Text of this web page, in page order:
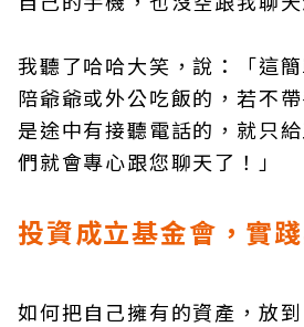
我聽了哈哈大笑，說：「這
陪爺爺或外公吃飯的，若不
是途中有接聽電話的，就只
們就會專心跟您聊天了！」
投資成立基金會，實
如何把自己擁有的資產，放